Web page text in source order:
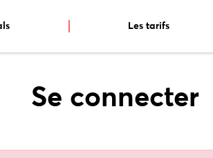
Les tarifs
Se connecter